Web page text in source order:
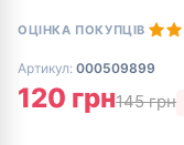
ОЦІНКА ПОКУПЦІВ
Артикул: 000509899
120 грн145 грн